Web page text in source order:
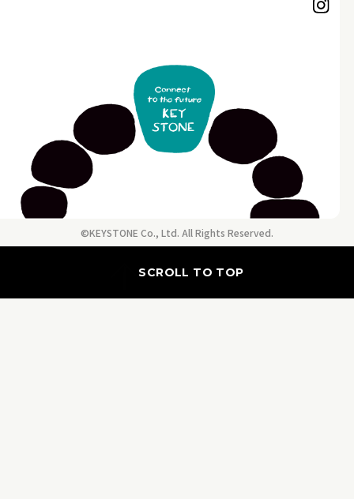
©KEYSTONE Co., Ltd. All Rights Reserved.
SCROLL TO TOP